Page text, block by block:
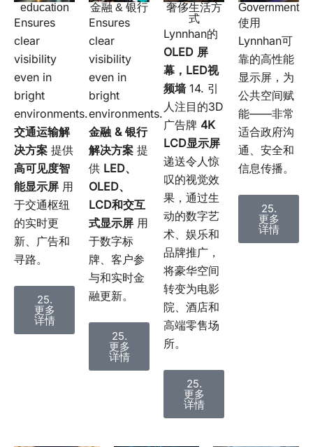
education
Ensures
clear
visibility
even in
bright
environments.
交通运输解
决方案 提供
高可见度智
能显示屏 用
于交通枢纽
的实时更
新、广告和
寻路。
25.
更多
详情
金融 & 银行
Ensures
clear
visibility
even in
bright
environments.
金融 & 银行
解决方案 提
供 LED、
OLED、
LCD和交互
式显示屏 用
于数字标
牌、客户参
与和实时金
融更新。
25.
更多
详情
奢侈生活方
式
Lynnhan的
OLED 屏
幕，LED视
频墙14. 引
人注目的3D
广告牌 4K
LCD显示屏
递送令人惊
叹的视觉效
果，通过生
动的数字艺
术、娱乐和
品牌推广，
将豪华空间
转变为电影
院、酒店和
高端零售场
所。
25.
更多
详情
Government
使用
Lynnhan可
靠的高性能
显示屏，为
公共空间赋
能——非常
适合政府沟
通、安全和
信息传播。
25.
更多
详情